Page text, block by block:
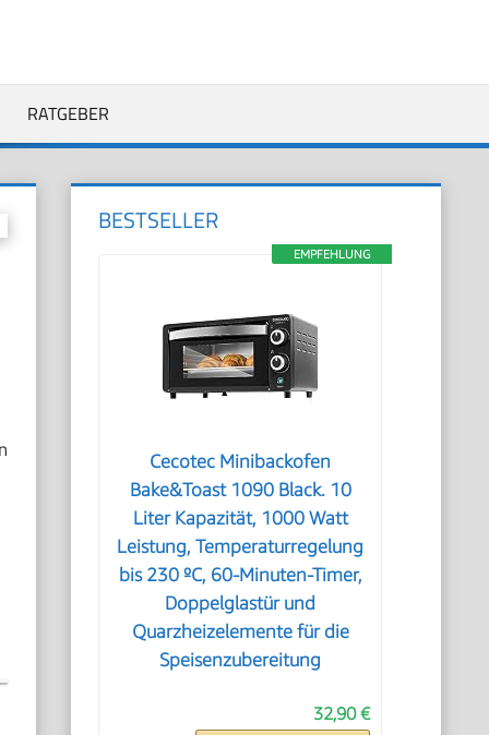
RATGEBER
BESTSELLER
EMPFEHLUNG
Cecotec Minibackofen
Bake&Toast 1090 Black. 10
Liter Kapazität, 1000 Watt
Leistung, Temperaturregelung
bis 230 ºC, 60-Minuten-Timer,
Doppelglastür und
Quarzheizelemente für die
Speisenzubereitung
32,90 €